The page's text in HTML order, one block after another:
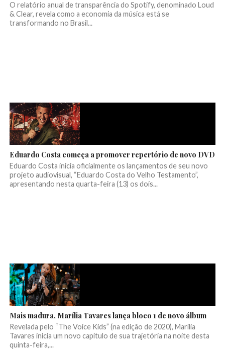
O relatório anual de transparência do Spotify, denominado Loud
& Clear, revela como a economia da música está se
transformando no Brasil...
Eduardo Costa começa a promover repertório de novo DVD
Eduardo Costa inicia oficialmente os lançamentos de seu novo
projeto audiovisual, “Eduardo Costa do Velho Testamento”,
apresentando nesta quarta-feira (13) os dois...
Mais madura, Marília Tavares lança bloco 1 de novo álbum
Revelada pelo “The Voice Kids” (na edição de 2020), Marília
Tavares inicia um novo capítulo de sua trajetória na noite desta
quinta-feira,...